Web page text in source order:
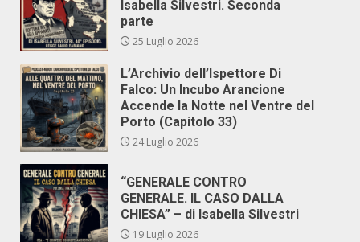
Isabella Silvestri. Seconda
parte
25 Luglio 2026
L’Archivio dell’Ispettore Di
Falco: Un Incubo Arancione
Accende la Notte nel Ventre del
Porto (Capitolo 33)
24 Luglio 2026
“GENERALE CONTRO
GENERALE. IL CASO DALLA
CHIESA” – di Isabella Silvestri
19 Luglio 2026